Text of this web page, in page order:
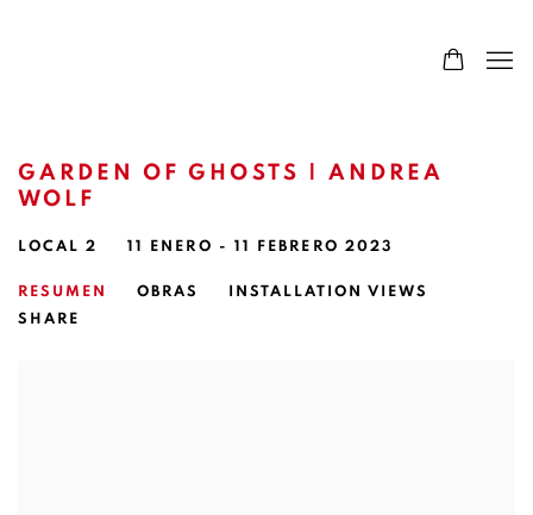
GARDEN OF GHOSTS | ANDREA
WOLF
LOCAL 2 11 ENERO - 11 FEBRERO 2023
RESUMEN OBRAS
INSTALLATION VIEWS
SHARE